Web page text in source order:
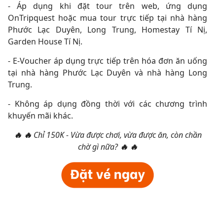
- Áp dụng khi đặt tour trên web, ứng dụng
OnTripquest hoặc mua tour trực tiếp tại nhà hàng
Phước Lạc Duyên, Long Trung, Homestay Tí Nị,
Garden House Tí Nị.
- E-Voucher áp dụng trực tiếp trên hóa đơn ăn uống
tại nhà hàng Phước Lạc Duyên và nhà hàng Long
Trung.
- Không áp dụng đồng thời với các chương trình
khuyến mãi khác.
🔥 🔥 Chỉ 150K - Vừa được chơi, vừa được ăn, còn chần
chờ gì nữa? 🔥 🔥